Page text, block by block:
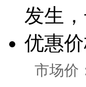
发生
优惠价
市场价